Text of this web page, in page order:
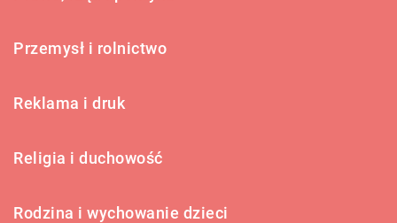
Przemysł i rolnictwo
Reklama i druk
Religia i duchowość
Rodzina i wychowanie dzieci